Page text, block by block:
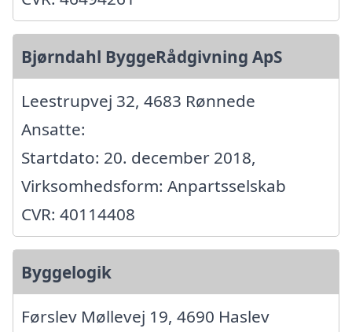
Bjørndahl ByggeRådgivning ApS
Leestrupvej 32, 4683 Rønnede
Ansatte:
Startdato: 20. december 2018,
Virksomhedsform: Anpartsselskab
CVR: 40114408
Byggelogik
Førslev Møllevej 19, 4690 Haslev